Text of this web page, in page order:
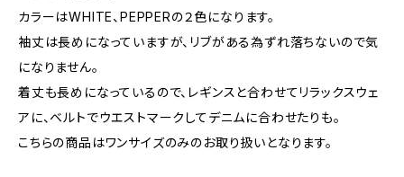
カラーはWHITE、PEPPERの２色になります。
袖丈は長めになっていますが、リブがある為ずれ落ちないので気
になりません。
着丈も長めになっているので、レギンスと合わせてリラックスウェ
アに、ベルトでウエストマークしてデニムに合わせたりも。
こちらの商品はワンサイズのみのお取り扱いとなります。